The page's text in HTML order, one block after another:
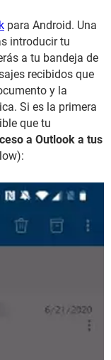
para Android. Una
introducir tu
a tu bandeja de
recibidos que
y la
Si es la primera
que tu
a Outlook a tus